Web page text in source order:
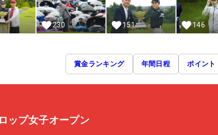
230 151 146
賞金ランキング 年間日程 ポイント
ップ女子オープン